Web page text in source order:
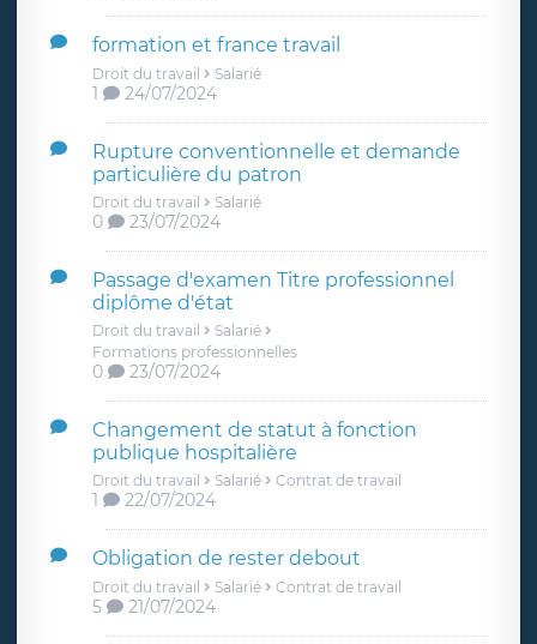
formation et france travail
Droit du travail Salarié
1 24/07/2024
Rupture conventionnelle et demande
particulière du patron
Droit du travail Salarié
0 23/07/2024
Passage d'examen Titre professionnel
diplôme d'état
Droit du travail
Salarié
Formations professionnelles
0 23/07/2024
Changement de statut à fonction
publique hospitalière
Droit du travail Salarié Contrat de travail
1 22/07/2024
Obligation de rester debout
Droit du travail Salarié Contrat de travail
5 21/07/2024